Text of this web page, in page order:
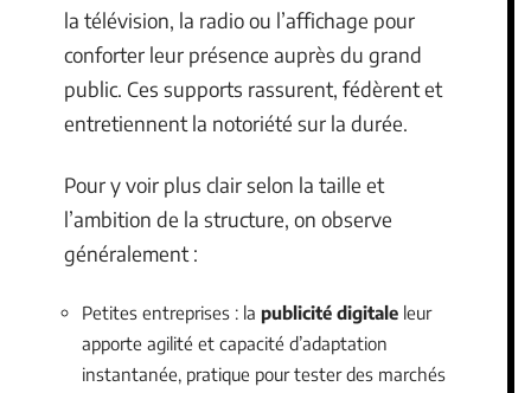
la télévision, la radio ou l’affichage pour
conforter leur présence auprès du grand
public. Ces supports rassurent, fédèrent et
entretiennent la notoriété sur la durée.
Pour y voir plus clair selon la taille et
l’ambition de la structure, on observe
généralement :
Petites entreprises : la publicité digitale leur
apporte agilité et capacité d’adaptation
instantanée, pratique pour tester des marchés